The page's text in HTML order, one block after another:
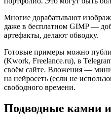
Многие дорабатывают
даже в бесплатном GIMP —
артефакты, делают обводку.
Готовые примеры можно
(Kwork, Freelance.ru), в
своём сайте. Вложения —
на нейросеть (если не
свободного времени.
Подводные камни